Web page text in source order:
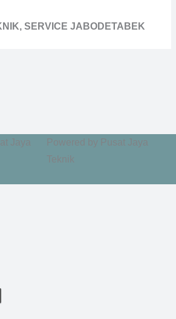
SERVICE JABODETABEK
Jaya
Powered by Pusat Jaya
Teknik